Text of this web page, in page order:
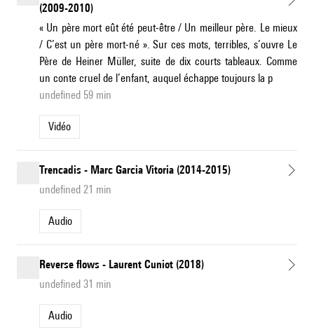
(2009-2010)
« Un père mort eût été peut-être / Un meilleur père. Le mieux
/ C’est un père mort-né ». Sur ces mots, terribles, s’ouvre Le
Père de Heiner Müller, suite de dix courts tableaux. Comme
un conte cruel de l’enfant, auquel échappe toujours la p
undefined 59 min
Vidéo
Trencadis - Marc Garcia Vitoria (2014-2015)
undefined 21 min
Audio
Reverse flows - Laurent Cuniot (2018)
undefined 31 min
Audio